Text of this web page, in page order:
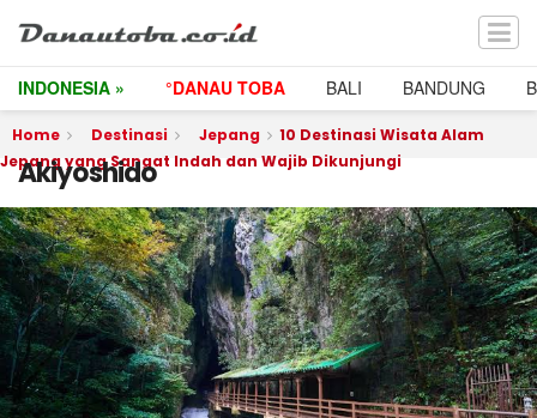
INDONESIA » °DANAU TOBA BALI BANDUNG
Home Destinasi Jepang
10 Destinasi Wisata Alam
Jepang yang Sangat Indah dan Wajib Dikunjungi
Akiyoshido